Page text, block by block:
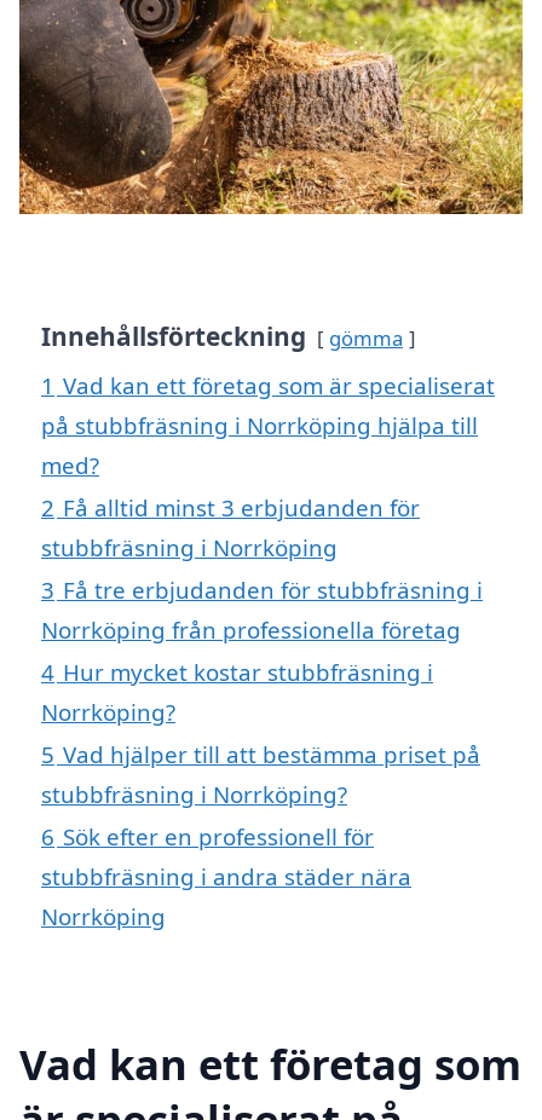
Innehållsförteckning gömma
1 Vad kan ett företag som är specialiserat
på stubbfräsning i Norrköping hjälpa till
med?
2 Få alltid minst 3 erbjudanden för
stubbfräsning i Norrköping
3 Få tre erbjudanden för stubbfräsning i
Norrköping från professionella företag
4 Hur mycket kostar stubbfräsning i
Norrköping?
5 Vad hjälper till att bestämma priset på
stubbfräsning i Norrköping?
6 Sök efter en professionell för
stubbfräsning i andra städer nära
Norrköping
Vad kan ett företag som